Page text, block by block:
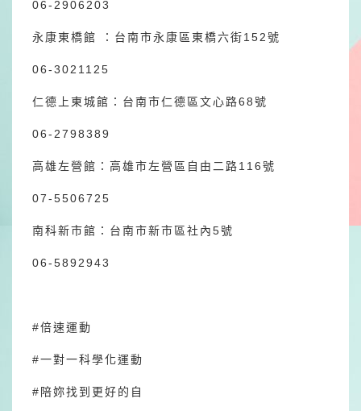
06-2906203
永康東橋館 ：台南市永康區東橋六街152號
06-3021125
仁德上東城館：台南市仁德區文心路68號
06-2798389
高雄左營館：高雄市左營區自由二路116號
07-5506725
南科新市館：台南市新市區社內5號
06-5892943
#倍速運動
#一對一科學化運動
#陪妳找到更好的自